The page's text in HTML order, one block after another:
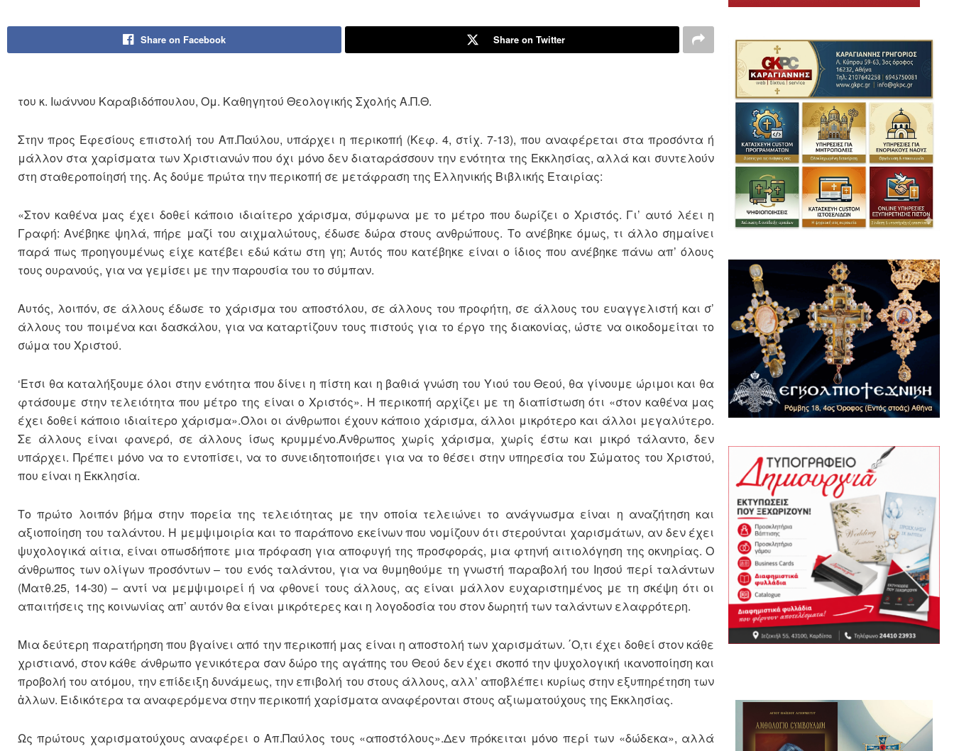
Share on Facebook Share on Twitter
του κ. Ιωάννου Καραβιδόπουλου, Ομ. Καθηγητού Θεολογικής Σχολής Α.Π.Θ.
Στην προς Εφεσίους επιστολή του Απ.Παύλου, υπάρχει η περικοπή (Κεφ. 4, στίχ. 7-13), που αναφέρεται στα προσόντα ή
μάλλον στα χαρίσματα των Χριστιανών που όχι μόνο δεν διαταράσσουν την ενότητα της Εκκλησίας, αλλά και συντελούν
στη σταθεροποίησή της. Ας δούμε πρώτα την περικοπή σε μετάφραση της Ελληνικής Βιβλικής Εταιρίας:
«Στον καθένα μας έχει δοθεί κάποιο ιδιαίτερο χάρισμα, σύμφωνα με το μέτρο που δωρίζει ο Χριστός. Γι’ αυτό λέει η
Γραφή: Ανέβηκε ψηλά, πήρε μαζί του αιχμαλώτους, έδωσε δώρα στους ανθρώπους. Το ανέβηκε όμως, τι άλλο σημαίνει
παρά πως προηγουμένως είχε κατέβει εδώ κάτω στη γη; Αυτός που κατέβηκε είναι ο ίδιος που ανέβηκε πάνω απ’ όλους
τους ουρανούς, για να γεμίσει με την παρουσία του το σύμπαν.
Αυτός, λοιπόν, σε άλλους έδωσε το χάρισμα του αποστόλου, σε άλλους του προφήτη, σε άλλους του ευαγγελιστή και σ’
άλλους του ποιμένα και δασκάλου, για να καταρτίζουν τους πιστούς για το έργο της διακονίας, ώστε να οικοδομείται το
σώμα του Χριστού.
‘Ετσι θα καταλήξουμε όλοι στην ενότητα που δίνει η πίστη και η βαθιά γνώση του Υιού του Θεού, θα γίνουμε ώριμοι και θα
φτάσουμε στην τελειότητα που μέτρο της είναι ο Χριστός». Η περικοπή αρχίζει με τη διαπίστωση ότι «στον καθένα μας
έχει δοθεί κάποιο ιδιαίτερο χάρισμα».Όλοι οι άνθρωποι έχουν κάποιο χάρισμα, άλλοι μικρότερο και άλλοι μεγαλύτερο.
Σε άλλους είναι φανερό, σε άλλους ίσως κρυμμένο.Άνθρωπος χωρίς χάρισμα, χωρίς έστω και μικρό τάλαντο, δεν
υπάρχει. Πρέπει μόνο να το εντοπίσει, να το συνειδητοποιήσει για να το θέσει στην υπηρεσία του Σώματος του Χριστού,
που είναι η Εκκλησία.
Το πρώτο λοιπόν βήμα στην πορεία της τελειότητας με την οποία τελειώνει το ανάγνωσμα είναι η αναζήτηση και
αξιοποίηση του ταλάντου. Η μεμψιμοιρία και το παράπονο εκείνων που νομίζουν ότι στερούνται χαρισμάτων, αν δεν έχει
ψυχολογικά αίτια, είναι οπωσδήποτε μια πρόφαση για αποφυγή της προσφοράς, μια φτηνή αιτιολόγηση της οκνηρίας. Ο
άνθρωπος των ολίγων προσόντων – του ενός ταλάντου, για να θυμηθούμε τη γνωστή παραβολή του Ιησού περί ταλάντων
(Ματθ.25, 14-30) – αντί να μεμψιμοιρεί ή να φθονεί τους άλλους, ας είναι μάλλον ευχαριστημένος με τη σκέψη ότι οι
απαιτήσεις της κοινωνίας απ’ αυτόν θα είναι μικρότερες και η λογοδοσία του στον δωρητή των ταλάντων ελαφρότερη.
Μια δεύτερη παρατήρηση που βγαίνει από την περικοπή μας είναι η αποστολή των χαρισμάτων. ΄Ο,τι έχει δοθεί στον κάθε
χριστιανό, στον κάθε άνθρωπο γενικότερα σαν δώρο της αγάπης του Θεού δεν έχει σκοπό την ψυχολογική ικανοποίηση και
προβολή του ατόμου, την επίδειξη δυνάμεως, την επιβολή του στους άλλους, αλλ’ αποβλέπει κυρίως στην εξυπηρέτηση των
ἀλλων. Ειδικότερα τα αναφερόμενα στην περικοπή χαρίσματα αναφέρονται στους αξιωματούχους της Εκκλησίας.
Ως πρώτους χαρισματούχους αναφέρει ο Απ.Παύλος τους «αποστόλους».Δεν πρόκειται μόνο περί των «δώδεκα», αλλά